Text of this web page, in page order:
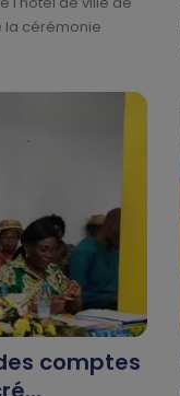
la cérémonie
comptes